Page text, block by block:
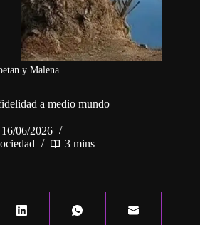
y Malena
a medio mundo
16/06/2026
3 mins